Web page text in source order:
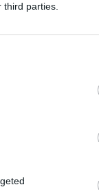
parties.